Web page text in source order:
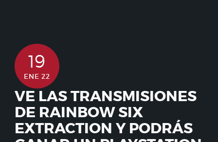
19
ENE 22
VE LAS TRANSMISIONES
DE RAINBOW SIX
EXTRACTION Y PODRÁS